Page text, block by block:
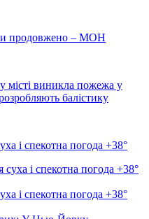
продовжено – МОН
місті виникла пожежа у
балістику
і спекотна погода +38°
і спекотна погода +38°